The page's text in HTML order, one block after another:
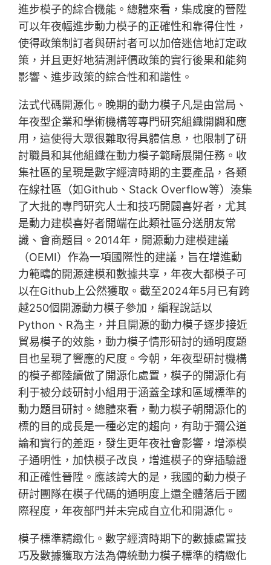
進步模子的綜合機能。總體來看，集成度的晉陞
可以年夜幅進步動力模子的正確性和靠得住性，
使得政策制訂者與研討者可以加倍迷信地訂定政
策，并且更好地猜測評價政策的實行後果和能夠
影響、進步政策的綜合性和和諧性。
法式代碼開源化。晚期的動力模子凡是由當局、
年夜型企業和學術機構等專門研究組織開闢和應
用，這使得大眾很難取得具體信息，也限制了研
討職員和其他組織在動力模子範疇展開任務。收
集社區的呈現是數字經濟時期的主要產品，各類
在線社區（如Github、Stack Overflow等）湊集
了大批的專門研究人士和技巧開闢喜好者，尤其
是動力建模喜好者開端在此類社區分送朋友常
識、會商題目。2014年，開源動力建模建議
（OEMI）作為一項國際性的建議，旨在增進動
力範疇的開源建模和數據共享，年夜大都模子可
以在Github上公然獲取。截至2024年5月已有跨
越250個開源動力模子參加，編程說話以
Python、R為主，并且開源的動力模子逐步接近
貿易模子的效能，動力模子情形研討的通明度題
目也呈現了響應的尺度。今朝，年夜型研討機構
的模子都陸續做了開源化處置，模子的開源化有
利于被分歧研討小組用于涵蓋全球和區域標準的
動力題目研討。總體來看，動力模子朝開源化的
標的目的成長是一種必定的趨向，有助于彌公道
論和實行的差距，發生更年夜社會影響，增添模
子通明性，加快模子改良，增進模子的穿插驗證
和正確性晉陞。應該誇大的是，我國的動力模子
研討團隊在模子代碼的通明度上還全體落后于國
際程度，年夜部門并未完成自立化和開源化。
模子標準精緻化。數字經濟時期下的數據處置技
巧及數據獲取方法為傳統動力模子標準的精緻化